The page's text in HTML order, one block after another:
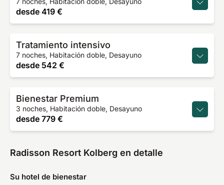
desde 419 €
Tratamiento intensivo
7 noches, Habitación doble, Desayuno
desde 542 €
Bienestar Premium
3 noches, Habitación doble, Desayuno
desde 779 €
Radisson Resort Kolberg en detalle
Su hotel de bienestar